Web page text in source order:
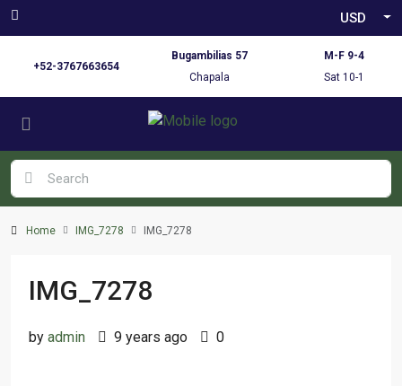
USD
+52-3767663654
Bugambilias 57
Chapala
M-F 9-4
Sat 10-1
Home IMG_7278 IMG_7278
IMG_7278
by admin 9 years ago 0